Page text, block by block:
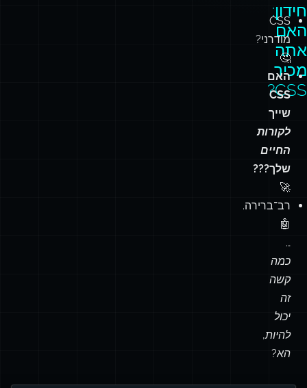
חידון:
האם
אתה
מכיר
CSS?
CSS
מודרני?
🤔
האם
CSS
שייך
לקורות
החיים
שלך???
🚀
רב־ברירה.
🤖
…
כמה
קשה
זה
יכול
להיות,
הא?